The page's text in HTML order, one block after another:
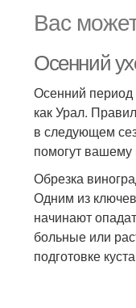
Вас
Осенний
Осенний период
как Урал.
в следующем
помогут вашему
Обрезка
Одним из
начинают
больные или
подготовке